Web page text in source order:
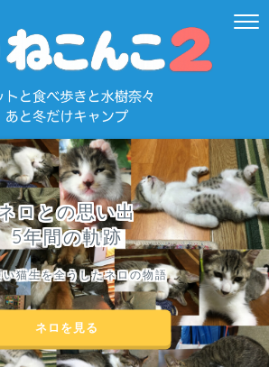
ロとの思い出
5年間の軌跡
い猫生を全うしたネロの物語
ネロを見る